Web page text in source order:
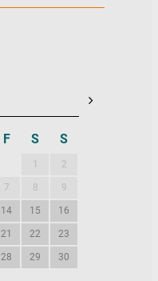
F S S
1 2
7 8 9
14 15 16
21 22 23
28 29 30